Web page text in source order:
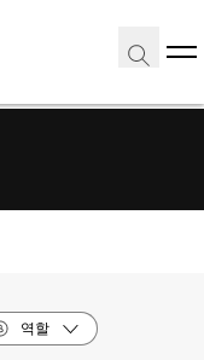
역할